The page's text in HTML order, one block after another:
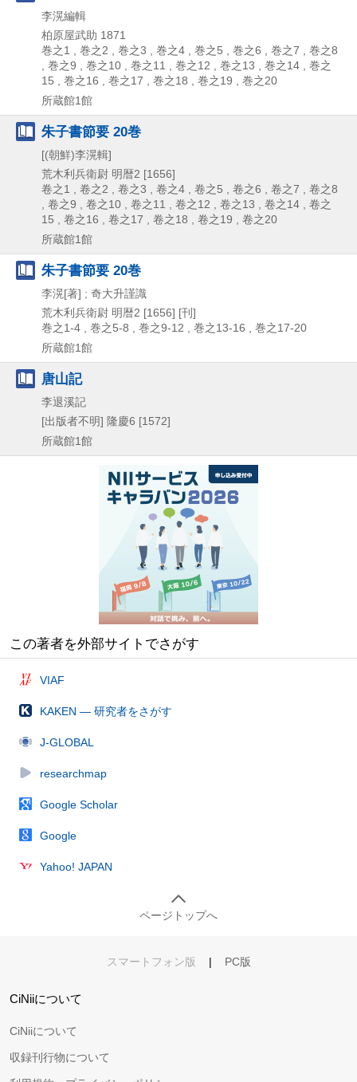
李滉編輯
柏原屋武助 1871
巻之1 , 巻之2 , 巻之3 , 巻之4 , 巻之5 , 巻之6 , 巻之7 , 巻之8
, 巻之9 , 巻之10 , 巻之11 , 巻之12 , 巻之13 , 巻之14 , 巻之
15 , 巻之16 , 巻之17 , 巻之18 , 巻之19 , 巻之20
所蔵館1館
朱子書節要 20巻
[(朝鮮)李滉輯]
荒木利兵衛尉 明暦2 [1656]
卷之1 , 卷之2 , 卷之3 , 卷之4 , 卷之5 , 卷之6 , 卷之7 , 卷之8
, 卷之9 , 卷之10 , 卷之11 , 卷之12 , 卷之13 , 卷之14 , 卷之
15 , 卷之16 , 卷之17 , 卷之18 , 卷之19 , 卷之20
所蔵館1館
朱子書節要 20巻
李滉[著] ; 奇大升謹識
荒木利兵衛尉 明暦2 [1656] [刊]
巻之1-4 , 巻之5-8 , 巻之9-12 , 巻之13-16 , 巻之17-20
所蔵館1館
唐山記
李退溪記
[出版者不明] 隆慶6 [1572]
所蔵館1館
この著者を外部サイトでさがす
VIAF
KAKEN — 研究者をさがす
J-GLOBAL
researchmap
Google Scholar
Google
Yahoo! JAPAN
ページトップへ
スマートフォン版 | PC版
CiNiiについて
CiNiiについて
収録刊行物について